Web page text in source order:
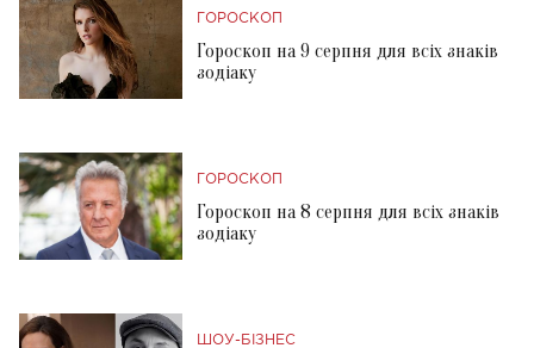
ГОРОСКОП
Гороскоп на 9 серпня для всіх знаків
зодіаку
ГОРОСКОП
Гороскоп на 8 серпня для всіх знаків
зодіаку
ШОУ-БІЗНЕС